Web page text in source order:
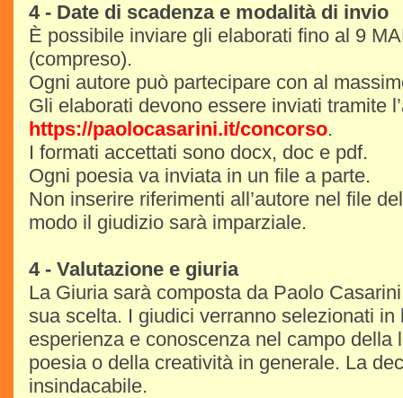
4 - Date di scadenza e modalità di invio
È possibile inviare gli elaborati fino al 9
(compreso).
Ogni autore può partecipare con al
Gli elaborati devono essere inviati tramite
https://paolocasarini.it/concorso.
I formati accettati sono docx, doc e pdf.
Ogni poesia va inviata in un file a parte.
Non inserire riferimenti all’autore nel file
modo il giudizio sarà imparziale.
4 - Valutazione e giuria
La Giuria sarà composta da Paolo
sua scelta. I giudici verranno selezionati in
esperienza e conoscenza nel campo della
poesia o della creatività in generale. La
insindacabile.